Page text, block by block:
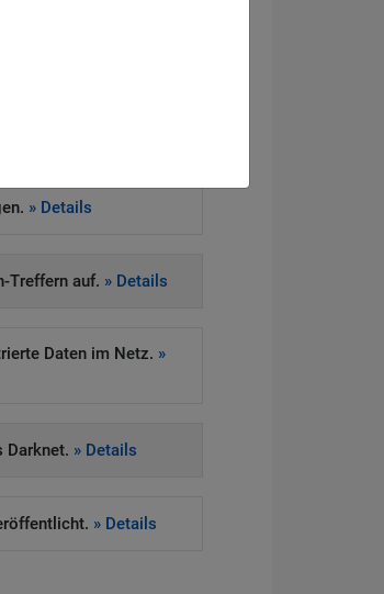
» Details
Treffern auf. » Details
Daten im Netz. »
Darknet. » Details
» Details